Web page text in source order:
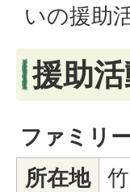
いの援助
援助
ファミリ
所在地